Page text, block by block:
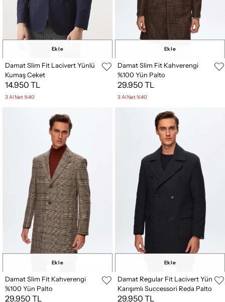
Ekle
Damat Slim Fit Lacivert Yünlü
Kumaş Ceket
14.950 TL
3 Al Net %40
Ekle
Damat Slim Fit Kahverengi
%100 Yün Palto
29.950 TL
3 Al Net %40
Ekle
Damat Slim Fit Kahverengi
%100 Yün Palto
29.950 TL
Ekle
Damat Regular Fit Lacivert Yün
Karışımlı Successori Reda Palto
29.950 TL